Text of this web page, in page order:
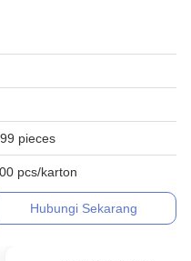
pieces
pcs/karton
Hubungi Sekarang